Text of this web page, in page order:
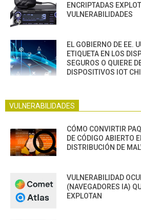
ENCRIPTADAS
VULNERABILIDADES
EL GOBIERNO DE EE.
ETIQUETA EN LOS
SEGUROS O QUIERE
DISPOSITIVOS IOT
VULNERABILIDADES
CÓMO CONVIRTIR
DE CÓDIGO ABIERTO
DISTRIBUCIÓN DE
VULNERABILIDAD
(NAVEGADORES IA)
EXPLOTAN